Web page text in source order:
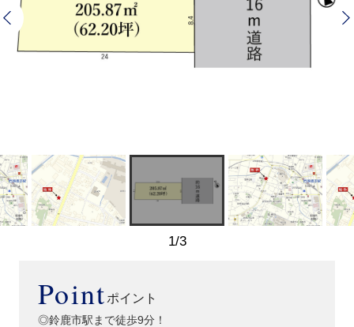
1/3
Point ポイント
◎鈴鹿市駅まで徒歩9分！